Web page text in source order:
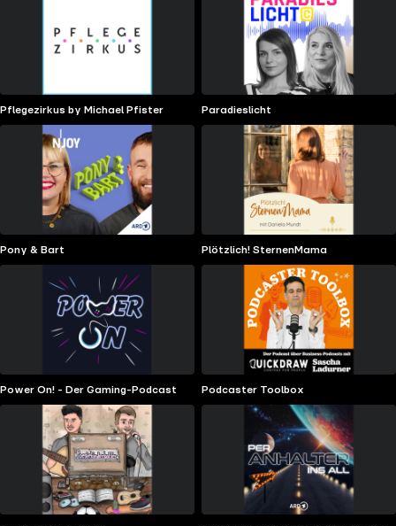
Pflegezirkus by Michael Pfister Paradieslicht
Pony & Bart Plötzlich! SternenMama
Power On! - Der Gaming-Podcast Podcaster Toolbox